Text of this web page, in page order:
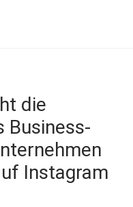
die
Business-
Instagram